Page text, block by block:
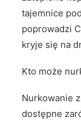
tajemnice
poprowadzi
kryje się na
Kto może
Nurkowanie
dostępne